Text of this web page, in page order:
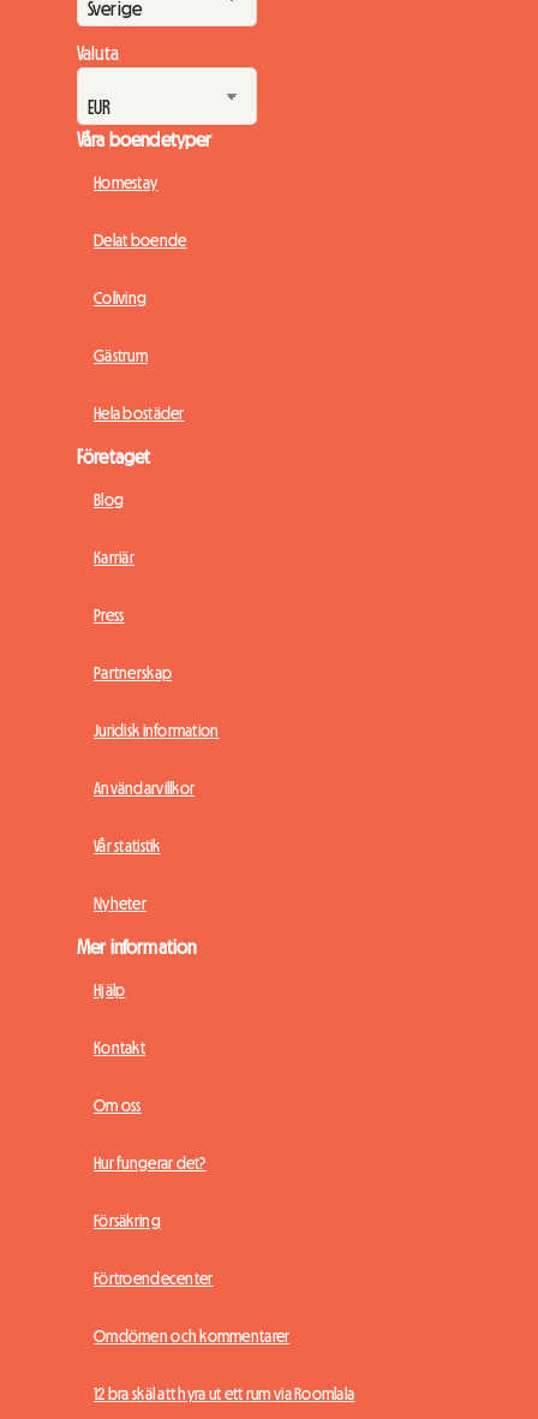
Valuta
Våra boendetyper
Homestay
Delat boende
Coliving
Gästrum
Hela bostäder
Företaget
Blog
Karriär
Press
Partnerskap
Juridisk information
Användarvillkor
Vår statistik
Nyheter
Mer information
Hjälp
Kontakt
Om oss
Hur fungerar det?
Försäkring
Förtroendecenter
Omdömen och kommentarer
12 bra skäl att hyra ut ett rum via Roomlala